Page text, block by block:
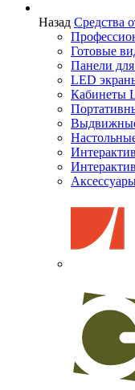
Назад Средства
Готовые
Панели
LED
Кабинеты